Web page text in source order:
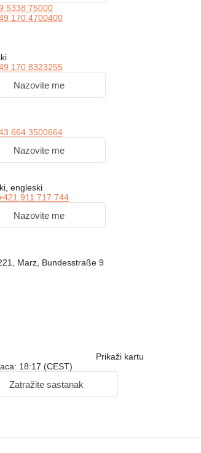
5338 75000
170 4700400
170 8323255
Nazovite me
664 3500664
Nazovite me
engleski
911 717 744
Nazovite me
Marz, Bundesstraße 9
Prikaži kartu
18:17 (CEST)
Zatražite sastanak